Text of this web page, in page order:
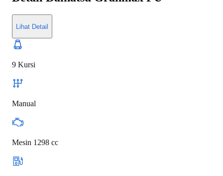
Lihat Detail
9 Kursi
Manual
Mesin 1298 cc